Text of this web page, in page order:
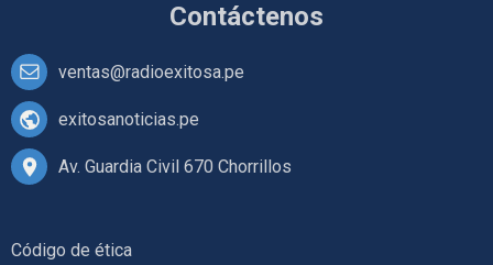
Contáctenos
ventas@radioexitosa.pe
exitosanoticias.pe
Av. Guardia Civil 670 Chorrillos
Código de ética